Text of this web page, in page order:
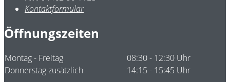
Kontaktformular
Öffnungszeiten
Montag - Freitag
08:30 - 12:30 Uhr
Donnerstag zusätzlich
14:15 - 15:45 Uhr